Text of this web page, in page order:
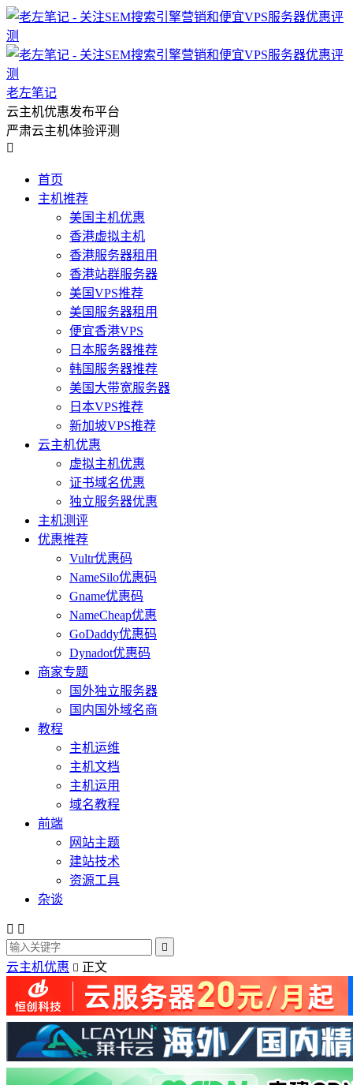
老左笔记
云主机优惠发布平台
严肃云主机体验评测

首页
主机推荐
美国主机优惠
香港虚拟主机
香港服务器租用
香港站群服务器
美国VPS推荐
美国服务器租用
便宜香港VPS
日本服务器推荐
韩国服务器推荐
美国大带宽服务器
日本VPS推荐
新加坡VPS推荐
云主机优惠
虚拟主机优惠
证书域名优惠
独立服务器优惠
主机测评
优惠推荐
Vultr优惠码
NameSilo优惠码
Gname优惠码
NameCheap优惠
GoDaddy优惠码
Dynadot优惠码
商家专题
国外独立服务器
国内国外域名商
教程
主机运维
主机文档
主机运用
域名教程
前端
网站主题
建站技术
资源工具
杂谈
 

云主机优惠  正文